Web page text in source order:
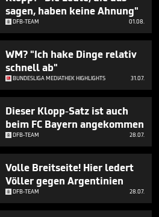
sagen, haben keine Ahnung"
DFB-TEAM 01.08.
WM? "Ich hake Dinge relativ
schnell ab"
BUNDESLIGA MEDIATHEK HIGHLIGHTS 31.07.
Dieser Klopp-Satz ist auch
beim FC Bayern angekommen
DFB-TEAM 28.07.
Volle Breitseite! Hier ledert
Völler gegen Argentinien
DFB-TEAM 28.07.